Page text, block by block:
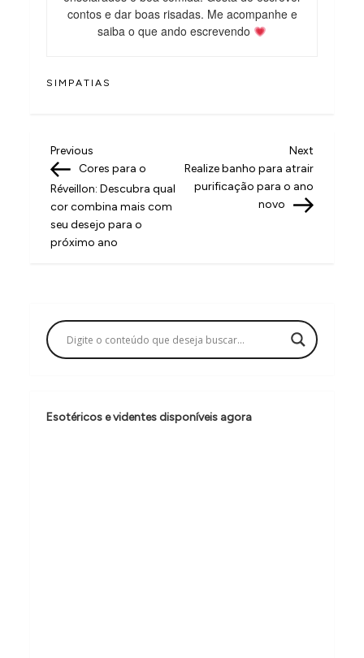
contos e dar boas risadas. Me acompanhe e
saiba o que ando escrevendo
SIMPATIAS
N
a
v
e
ç
ã
o
e
Previous
Post
Previous
Cores para o
Réveillon: Descubra qual
cor combina mais com
seu desejo para o
próximo ano
Next
Post
Next
Realize banho para atrair
purificação para o ano
novo
Esotéricos e videntes disponíveis agora